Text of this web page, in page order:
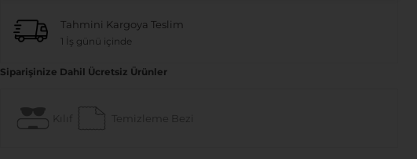
Tahmini Kargoya Teslim
1 İş günü içinde
Siparişinize Dahil Ücretsiz Ürünler
Kılıf Temizleme Bezi